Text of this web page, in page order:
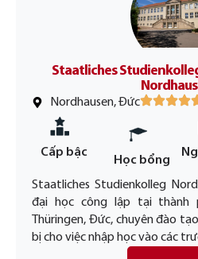
Staatliches
Nordhausen, Đức
Cấp bậc
Học bổng
Staatliches Studienkolleg
đại học công lập tại thành
Thüringen, Đức, chuyên đào
bị cho việc nhập học vào các